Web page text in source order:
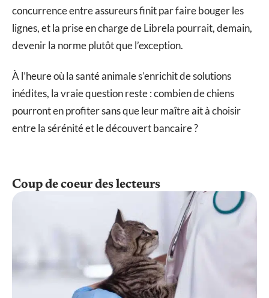
concurrence entre assureurs finit par faire bouger les
lignes, et la prise en charge de Librela pourrait, demain,
devenir la norme plutôt que l’exception.
À l’heure où la santé animale s’enrichit de solutions
inédites, la vraie question reste : combien de chiens
pourront en profiter sans que leur maître ait à choisir
entre la sérénité et le découvert bancaire ?
Coup de coeur des lecteurs